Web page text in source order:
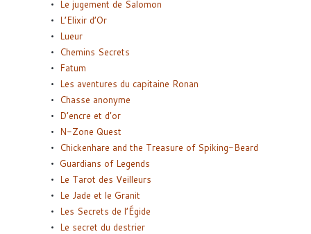
Le jugement de Salomon
L’Elixir d’Or
Lueur
Chemins Secrets
Fatum
Les aventures du capitaine Ronan
Chasse anonyme
D’encre et d’or
N-Zone Quest
Chickenhare and the Treasure of Spiking-Beard
Guardians of Legends
Le Tarot des Veilleurs
Le Jade et le Granit
Les Secrets de l’Égide
Le secret du destrier